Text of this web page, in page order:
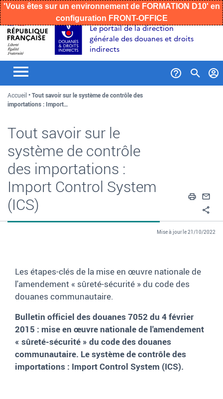
Aller
au
contenu
Aller
recherche
Aller
au
menu
'Vous êtes sur un environnement de FORMATION D10' en
configuration FRONT-OFFICE
Le portail de la direction
générale des douanes et droits
indirects
Accueil
Tout savoir sur le système de contrôle des
importations : Import…
Tout savoir sur le
système de contrôle
des importations :
Import Control System
(ICS)
Mise à jour le 21/10/2022
Les étapes-clés de la mise en œuvre nationale de
l'amendement « sûreté-sécurité » du code des
douanes communautaire.
Bulletin officiel des douanes 7052 du 4 février
2015 : mise en œuvre nationale de l'amendement
« sûreté-sécurité » du code des douanes
communautaire. Le système de contrôle des
importations : Import Control System (ICS).